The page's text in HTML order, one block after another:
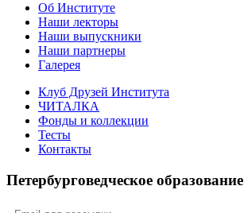
Об Институте
Наши лекторы
Наши выпускники
Наши партнеры
Галерея
Клуб Друзей Института
ЧИТАЛКА
Фонды и коллекции
Тесты
Контакты
Петербурговедческое образование